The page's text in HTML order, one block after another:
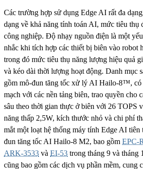
Các trường hợp sử dụng Edge AI rất đa
dạng về khả năng tính toán AI, mức tiêu thụ
công nghiệp. Độ nhạy nguồn điện là một
nhắc khi tích hợp các thiết bị biên vào robot
trong đó mức tiêu thụ năng lượng hiệu quả
và kéo dài thời lượng hoạt động. Danh mục
gồm mô-đun tăng tốc xử lý AI Hailo-8™, có
mạch với các nền tảng biên, trao quyền cho
sâu theo thời gian thực ở biên với 26 TOPS
năng thấp 2,5W, kích thước nhỏ và chi phí
mắt một loạt hệ thống máy tính Edge AI
đun tăng tốc AI Hailo-8 M2, bao gồm EPC-
ARK-3533 và EI-53 trong tháng 9 và tháng
cũng bao gồm các dịch vụ phần mềm, cung